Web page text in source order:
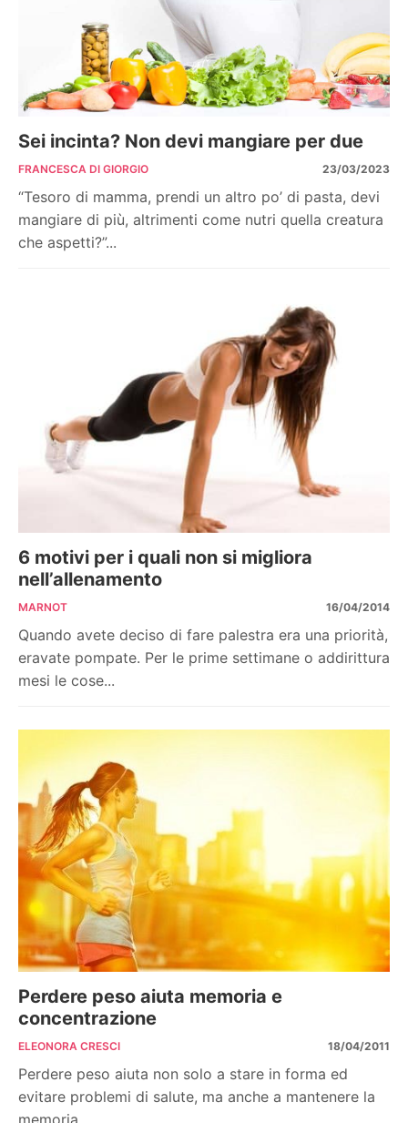
Sei incinta? Non devi mangiare per due
FRANCESCA DI GIORGIO 23/03/2023
“Tesoro di mamma, prendi un altro po’ di pasta, devi
mangiare di più, altrimenti come nutri quella creatura
che aspetti?”...
6 motivi per i quali non si migliora
nell’allenamento
MARNOT 16/04/2014
Quando avete deciso di fare palestra era una priorità,
eravate pompate. Per le prime settimane o addirittura
mesi le cose...
Perdere peso aiuta memoria e
concentrazione
ELEONORA CRESCI 18/04/2011
Perdere peso aiuta non solo a stare in forma ed
evitare problemi di salute, ma anche a mantenere la
memoria...